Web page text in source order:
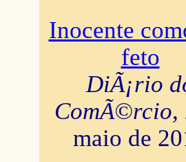
Inocente
feto
DiÃ¡rio
ComÃ©rcio,
maio de